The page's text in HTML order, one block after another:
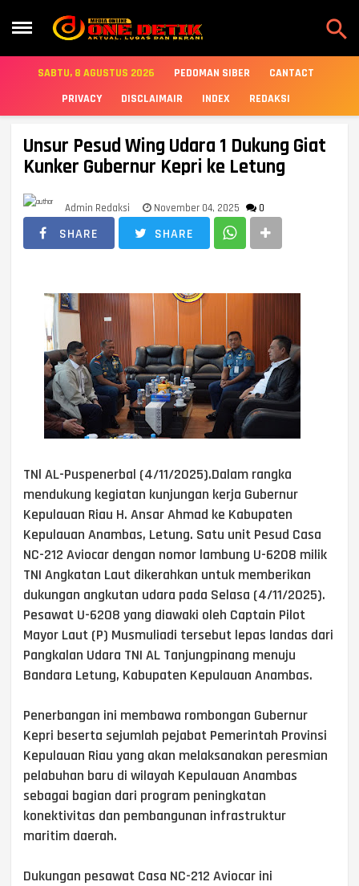

SABTU, 8 AGUSTUS 2026 PEDOMAN SIBER
CANTACT
PRIVACY
DISCLAIMAIR INDEX REDAKSI
Unsur Pesud Wing Udara 1 Dukung Giat
Kunker Gubernur Kepri ke Letung
Admin Redaksi November 04, 2025 0
SHARE SHARE
TNl AL-Puspenerbal (4/11/2025).Dalam rangka
mendukung kegiatan kunjungan kerja Gubernur
Kepulauan Riau H. Ansar Ahmad ke Kabupaten
Kepulauan Anambas, Letung. Satu unit Pesud Casa
NC-212 Aviocar dengan nomor lambung U-6208 milik
TNI Angkatan Laut dikerahkan untuk memberikan
dukungan angkutan udara pada Selasa (4/11/2025).
Pesawat U-6208 yang diawaki oleh Captain Pilot
Mayor Laut (P) Musmuliadi tersebut lepas landas dari
Pangkalan Udara TNI AL Tanjungpinang menuju
Bandara Letung, Kabupaten Kepulauan Anambas.
Penerbangan ini membawa rombongan Gubernur
Kepri beserta sejumlah pejabat Pemerintah Provinsi
Kepulauan Riau yang akan melaksanakan peresmian
pelabuhan baru di wilayah Kepulauan Anambas
sebagai bagian dari program peningkatan
konektivitas dan pembangunan infrastruktur
maritim daerah.
Dukungan pesawat Casa NC-212 Aviocar ini